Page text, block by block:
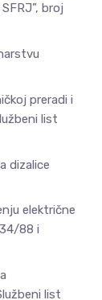
broj
preradi i
list
dizalice
električne
88 i
list